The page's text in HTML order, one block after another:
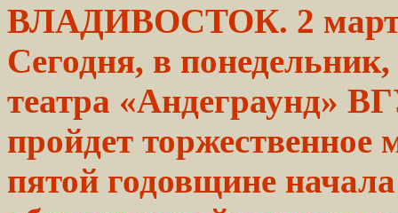
ВЛАДИВОСТОК. 2
Сегодня, в понедельник,
театра «Андеграунд»
пройдет торжественное
пятой годовщине начала